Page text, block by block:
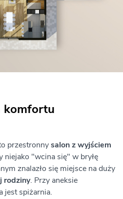
komfortu
przestronnysalon z wyjściem
niejako "wcina się" w bryłę
znalazło się miejsce na duży
rodziny. Przy aneksie
jest spiżarnia.